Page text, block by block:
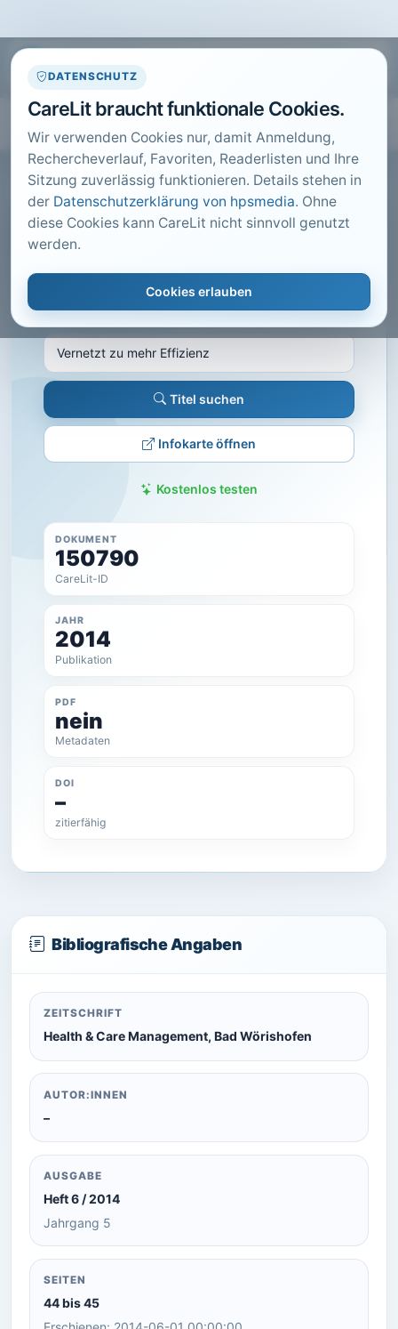
DATENSCHUTZ
CareLit braucht funktionale Cookies.
Wir verwenden Cookies nur, damit Anmeldung,
Rechercheverlauf, Favoriten, Readerlisten und Ihre
Sitzung zuverlässig funktionieren. Details stehen in
der Datenschutzerklärung von hpsmedia. Ohne
diese Cookies kann CareLit nicht sinnvoll genutzt
werden.
Cookies erlauben
CARELIT FACHARTIKEL
Vernetzt zu mehr Effizienz
Health & Care Management, Bad Wörishofen ·
2014 · Heft 6 · S. 44 bis 45
Titel suchen
Infokarte öffnen
Kostenlos testen
DOKUMENT
150790
CareLit-ID
JAHR
2014
Publikation
PDF
nein
Metadaten
DOI
–
zitierfähig
Bibliografische Angaben
ZEITSCHRIFT
Health & Care Management, Bad Wörishofen
AUTOR:INNEN
–
AUSGABE
Heft 6 / 2014
Jahrgang 5
SEITEN
44 bis 45